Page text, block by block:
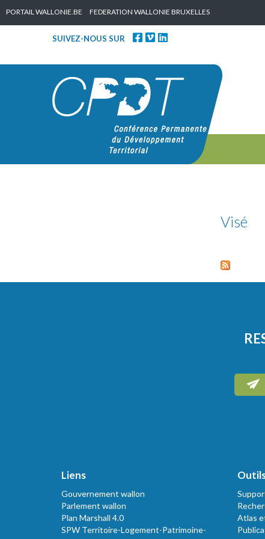
PORTAIL WALLONIE.BE FEDERATION WALLONIE BRUXELLES
SUIVEZ-NOUS SUR
Visé
Liens
Gouvernement wallon
Parlement wallon
Plan Marshall 4.0
SPW Territoire-Logement-Patrimoine-
Atlas